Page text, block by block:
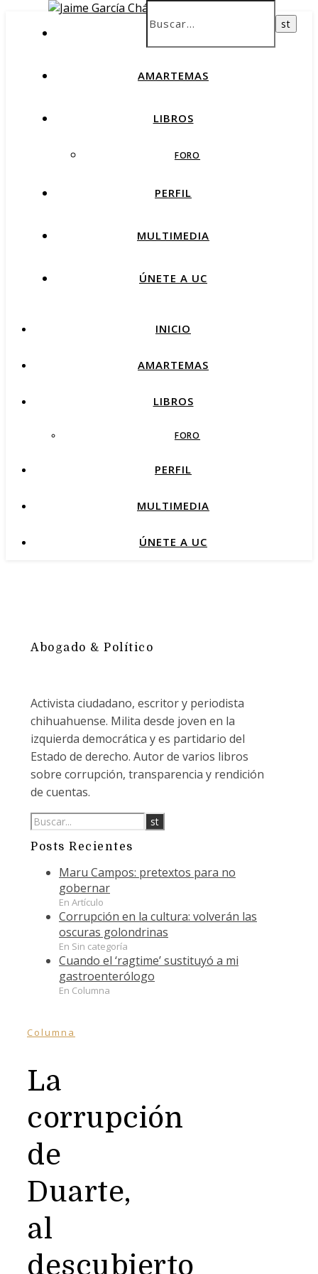
AMARTEMAS
LIBROS
FORO
PERFIL
MULTIMEDIA
ÚNETE A UC
INICIO
AMARTEMAS
LIBROS
FORO
PERFIL
MULTIMEDIA
ÚNETE A UC
Abogado & Político
Activista ciudadano, escritor y periodista
chihuahuense. Milita desde joven en la
izquierda democrática y es partidario del
Estado de derecho. Autor de varios libros
sobre corrupción, transparencia y rendición
de cuentas.
Posts Recientes
Maru Campos: pretextos para no
gobernar
En Artículo
Corrupción en la cultura: volverán las
oscuras golondrinas
En Sin categoría
Cuando el ‘ragtime’ sustituyó a mi
gastroenterólogo
En Columna
Columna
La
corrupción
de
Duarte,
al
descubierto